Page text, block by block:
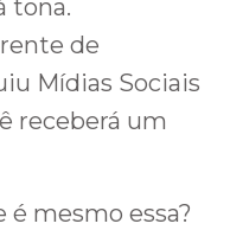
tona.
de
Mídias Sociais
receberá um
é mesmo essa?